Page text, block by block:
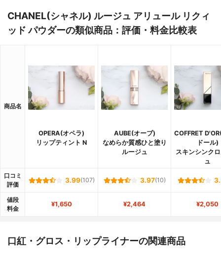
CHANEL(シャネル) ルージュ アリュール リクィ
ッド パウダーの類似商品：評価・料金比較表
商品名
OPERA(オペラ)
リップティント N
AUBE(オーブ)
なめらか質感ひと塗り
ルージュ
COFFRET
ドール)
スキンシンク
ュ
口コミ
評価
3.99(107) 3.97(10)
値段
料金
¥1,650 ¥2,464 ¥2,050
口紅・グロス・リップライナーの関連商品